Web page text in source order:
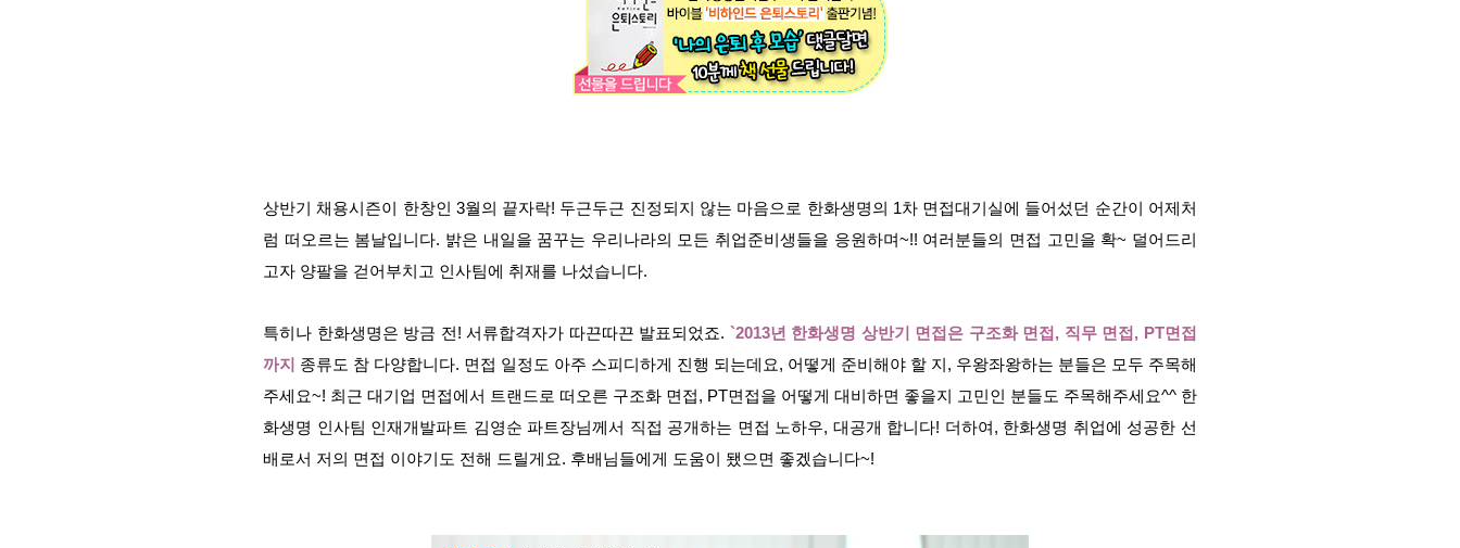
상반기 채용시즌이 한창인 3월의 끝자락! 두근두근 진정되지 않는 마음으로 한화생명의 1차 면접대기실에 들어섰던 순간이 어제처
럼 떠오르는 봄날입니다. 밝은 내일을 꿈꾸는 우리나라의 모든 취업준비생들을 응원하며~!! 여러분들의 면접 고민을 확~ 덜어드리
고자 양팔을 걷어부치고 인사팀에 취재를 나섰습니다.
특히나 한화생명은 방금 전! 서류합격자가 따끈따끈 발표되었죠. `2013년 한화생명 상반기 면접은 구조화 면접, 직무 면접, PT면접
까지
종류도 참 다양합니다. 면접 일정도 아주 스피디하게 진행 되는데요, 어떻게 준비해야 할 지, 우왕좌왕하는 분들은 모두 주목해
주세요~! 최근 대기업 면접에서 트랜드로 떠오른 구조화 면접, PT면접을 어떻게 대비하면 좋을지 고민인 분들도 주목해주세요^^ 한
화생명 인사팀 인재개발파트 김영순 파트장님께서 직접 공개하는 면접 노하우, 대공개 합니다! 더하여, 한화생명 취업에 성공한 선
배로서 저의 면접 이야기도 전해 드릴게요. 후배님들에게 도움이 됐으면 좋겠습니다~!